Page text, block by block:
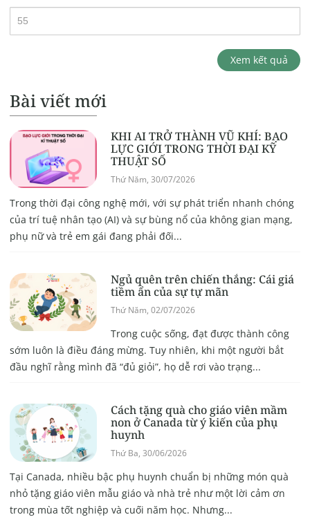
Xem kết quả
Bài viết mới
KHI AI TRỞ THÀNH VŨ KHÍ: BẠO
LỰC GIỚI TRONG THỜI ĐẠI KỸ
THUẬT SỐ
Thứ Năm, 30/07/2026
Trong thời đại công nghệ mới, với sự phát triển nhanh chóng
của trí tuệ nhân tạo (AI) và sự bùng nổ của không gian mạng,
phụ nữ và trẻ em gái đang phải đối...
Ngủ quên trên chiến thắng: Cái giá
tiềm ẩn của sự tự mãn
Thứ Năm, 02/07/2026
Trong cuộc sống, đạt được thành công
sớm luôn là điều đáng mừng. Tuy nhiên, khi một người bắt
đầu nghĩ rằng mình đã “đủ giỏi”, họ dễ rơi vào trạng...
Cách tặng quà cho giáo viên mầm
non ở Canada từ ý kiến của phụ
huynh
Thứ Ba, 30/06/2026
Tại Canada, nhiều bậc phụ huynh chuẩn bị những món quà
nhỏ tặng giáo viên mẫu giáo và nhà trẻ như một lời cảm ơn
trong mùa tốt nghiệp và cuối năm học. Nhưng...